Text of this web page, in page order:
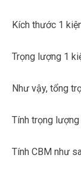
Kích thước 1
Trọng lượng 1
Như vậy, tổng
Tính trọng
Tính CBM như